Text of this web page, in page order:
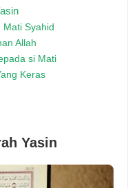
Syahid
Allah
si Mati
Keras
Yasin